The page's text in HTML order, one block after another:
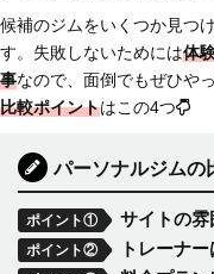
候補のジムをいくつか見つ
す。失敗しないためには体
事なので、面倒でもぜひや
比較ポイントはこの4つ
パーソナルジムの
ポイント① サイトの
ポイント② トレーナ